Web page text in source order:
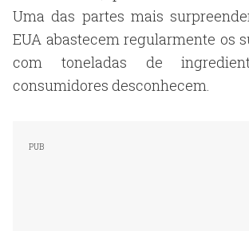
Uma das partes mais
EUA abastecem regularmente os
com toneladas de
consumidores desconhecem.